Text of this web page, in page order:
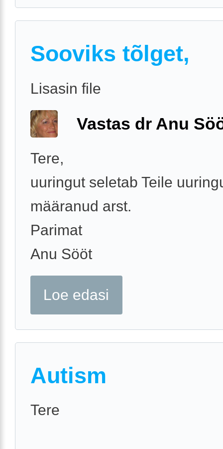
Sooviks tõlget,
Lisasin file
Vastas dr Anu
Tere,
uuringut seletab Teile
määranud arst.
Parimat
Anu Sööt
Loe edasi
Autism
Tere